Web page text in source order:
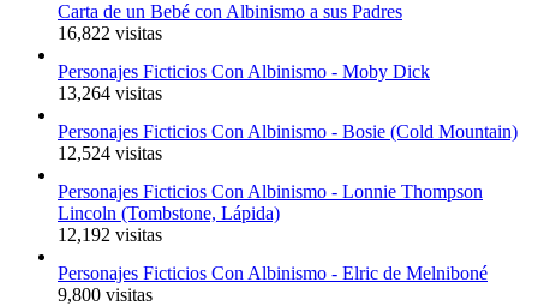
Carta de un Bebé con Albinismo a sus Padres
16,822 visitas
Personajes Ficticios Con Albinismo - Moby Dick
13,264 visitas
Personajes Ficticios Con Albinismo - Bosie (Cold Mountain)
12,524 visitas
Personajes Ficticios Con Albinismo - Lonnie Thompson
Lincoln (Tombstone, Lápida)
12,192 visitas
Personajes Ficticios Con Albinismo - Elric de Melniboné
9,800 visitas